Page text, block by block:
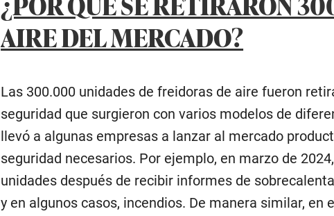
AIRE DEL MERCADO?
Las 300.000 unidades de freidoras de aire fueron
seguridad que surgieron con varios modelos de
llevó a algunas empresas a lanzar al mercado
seguridad necesarios. Por ejemplo, en marzo de
unidades después de recibir informes de
y en algunos casos, incendios. De manera similar,